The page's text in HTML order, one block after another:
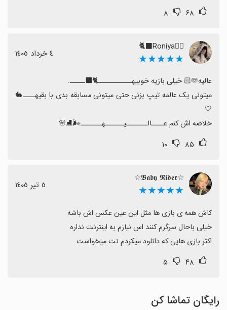
توصیه می‌کنیم.
۶۸ ۸
✌🏻Roniya🐈‍⬛
★★★★★ ٤ خرداد ١٤٠٥
میتونی یک عالمه تیپ بزنی حتی میتونی مسابقه بدی با بقیهــــ🐇
خلاصه اش کنم عــــالـــــــیــــــهـــــــ🌬️⛸️🌸
۸۵ ۱۰
☆𝕭𝖆𝖇𝖞 𝕽𝖎𝖉𝖊𝖗☆
★★★★★ ٥ تیر ١٤٠٥
اکثر بازی هایی که دانلود میکردم نت میخواست
۴۸ ۵
رایگان تماشا کن